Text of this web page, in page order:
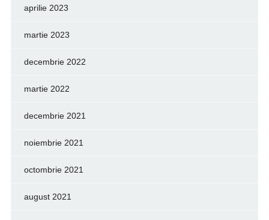
aprilie 2023
martie 2023
decembrie 2022
martie 2022
decembrie 2021
noiembrie 2021
octombrie 2021
august 2021